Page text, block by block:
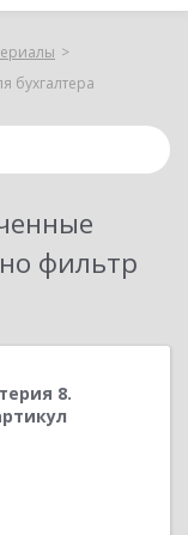
бухгалтера
фильтр
8.